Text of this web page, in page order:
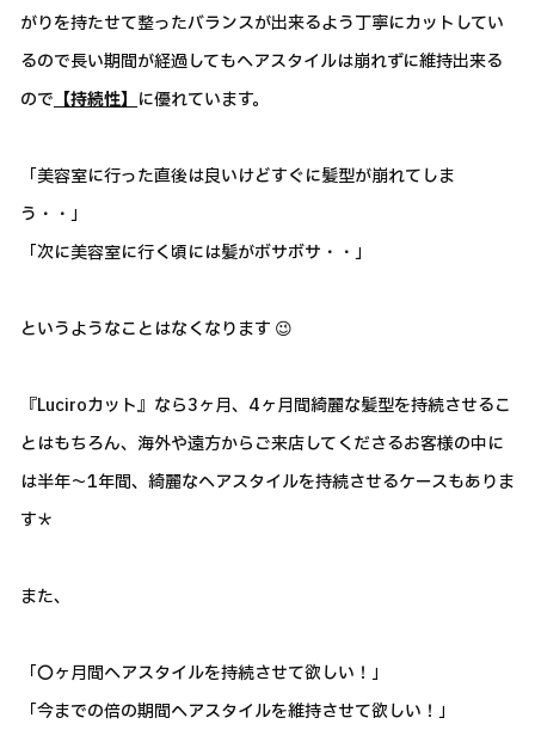
がりを持たせて整ったバランスが出来るよう丁寧にカットしてい
るので長い期間が経過してもヘアスタイルは崩れずに維持出来る
ので【持続性】に優れています。
「美容室に行った直後は良いけどすぐに髪型が崩れてしま
う・・」
「次に美容室に行く頃には髪がボサボサ・・」
というようなことはなくなります 😉
『Luciroカット』なら3ヶ月、4ヶ月間綺麗な髪型を持続させるこ
とはもちろん、海外や遠方からご来店してくださるお客様の中に
は半年～1年間、綺麗なヘアスタイルを持続させるケースもありま
す＊
また、
「〇ヶ月間ヘアスタイルを持続させて欲しい！」
「今までの倍の期間ヘアスタイルを維持させて欲しい！」